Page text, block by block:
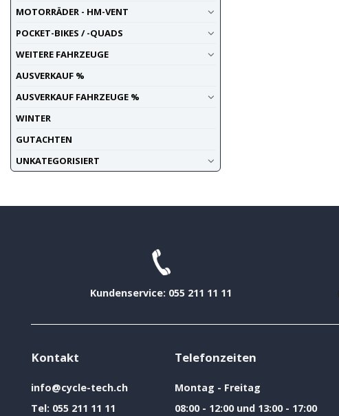
MOTORRÄDER - HM-VENT
POCKET-BIKES / -QUADS
WEITERE FAHRZEUGE
AUSVERKAUF %
AUSVERKAUF FAHRZEUGE %
WINTER
GUTACHTEN
UNKATEGORISIERT
Kundenservice: 055 211 11 11
Kontakt
info@cycle-tech.ch
Tel: 055 211 11 11
Telefonzeiten
Montag - Freitag
08:00 - 12:00 und 13:00 - 17:00